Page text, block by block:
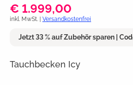
€ 1.999,00
inkl. MwSt. | Versandkostenfrei
Jetzt 33 % auf Zubehör sparen |
Tauchbecken Icy